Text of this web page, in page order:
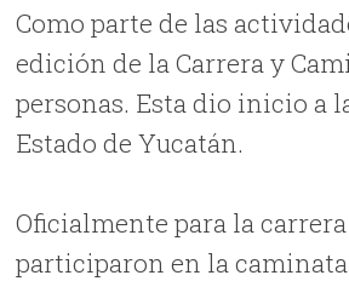
Como parte de las
edición de la Carrera y
personas. Esta dio inicio a
Estado de Yucatán.
Oficialmente para la
participaron en la